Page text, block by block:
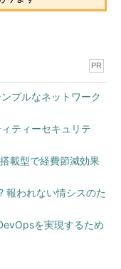
PR
プルなネットワーク
ティーセキュリテ
載型で経費節減効果
報われない情シスのた
を実現するため